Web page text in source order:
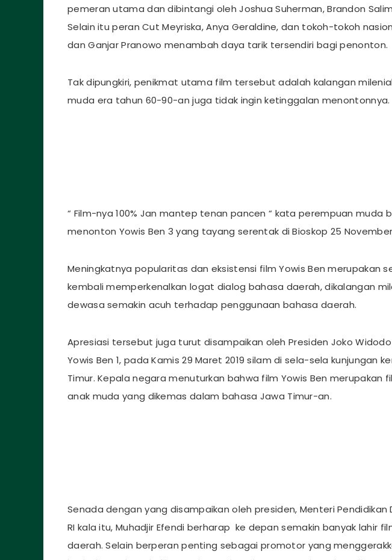
pemeran utama dan dibintangi oleh Joshua Suherman, Brandon
Selain itu peran Cut Meyriska, Anya Geraldine, dan tokoh-tokoh
dan Ganjar Pranowo menambah daya tarik tersendiri bagi penonton.
Tak dipungkiri, penikmat utama film tersebut adalah kalangan
muda era tahun 60-90-an juga tidak ingin ketinggalan menontonnya.
“ Film-nya 100% Jan mantep tenan pancen “ kata perempuan muda
menonton Yowis Ben 3 yang tayang serentak di Bioskop 25 November
Meningkatnya popularitas dan eksistensi film Yowis Ben merupakan
kembali memperkenalkan logat dialog bahasa daerah, dikalangan
dewasa semakin acuh terhadap penggunaan bahasa daerah.
Apresiasi tersebut juga turut disampaikan oleh Presiden Joko
Yowis Ben 1, pada Kamis 29 Maret 2019 silam di sela-sela kunjungan
Timur. Kepala negara menuturkan bahwa film Yowis Ben merupakan
anak muda yang dikemas dalam bahasa Jawa Timur-an.
Senada dengan yang disampaikan oleh presiden, Menteri Pendidikan
RI kala itu, Muhadjir Efendi berharap ke depan semakin banyak lahir
daerah. Selain berperan penting sebagai promotor yang